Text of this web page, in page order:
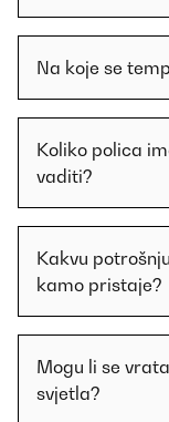
Na koje se
Koliko polica
vaditi?
Kakvu
kamo pristaje?
Mogu li se
svjetla?